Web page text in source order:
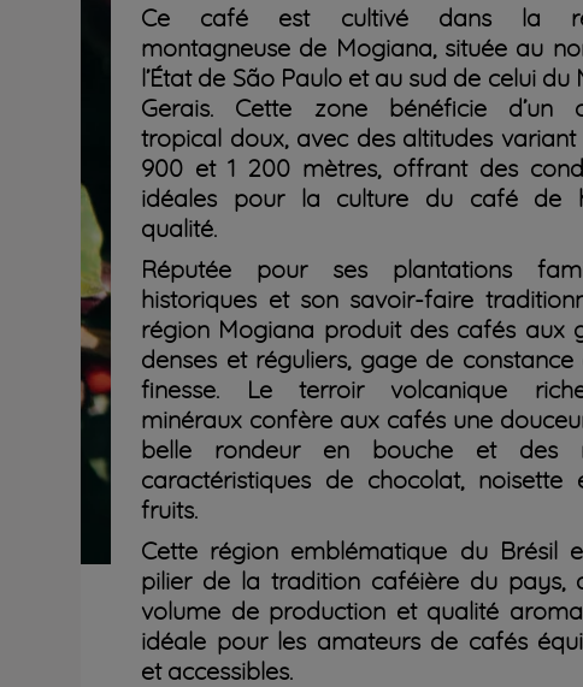
Ce café est cultivé dans la
montagneuse de Mogiana, située au
l’État de São Paulo et au sud de celui du
Gerais. Cette zone bénéficie d’un
tropical doux, avec des altitudes variant
900 et 1 200 mètres, offrant des
idéales pour la culture du café de
qualité.
Réputée pour ses plantations
historiques et son savoir-faire
région Mogiana produit des cafés aux
denses et réguliers, gage de
finesse. Le terroir volcanique
minéraux confère aux cafés une
belle rondeur en bouche et des
caractéristiques de chocolat, noisette
fruits.
Cette région emblématique du Brésil
pilier de la tradition caféière du pays,
volume de production et qualité
idéale pour les amateurs de cafés
et accessibles.